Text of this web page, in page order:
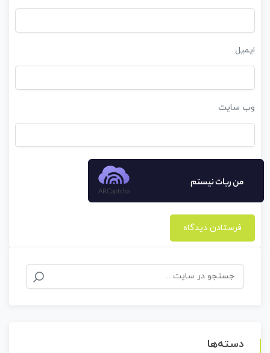
ایمیل
وب‌ سایت
من ربات نیستم
ARCaptcha
جستجو
برای:
دسته‌ها